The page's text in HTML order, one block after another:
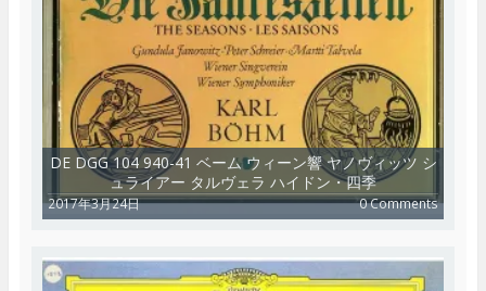
DE DGG 104 940-41 ベーム ウィーン響 ヤノヴィッツ シ
ュライアー タルヴェラ ハイドン・四季
2017年3月24日 0 Comments